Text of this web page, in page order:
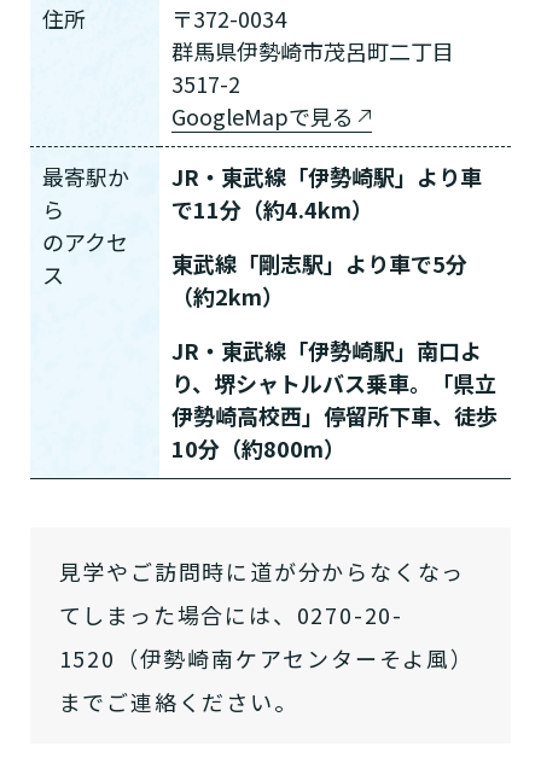
住所
〒372-0034
群馬県伊勢崎市茂呂町二丁目
3517-2
GoogleMapで見る
最寄駅か
ら
のアクセ
ス
JR・東武線「伊勢崎駅」より車
で11分（約4.4km）
東武線「剛志駅」より車で5分
（約2km）
JR・東武線「伊勢崎駅」南口よ
り、堺シャトルバス乗車。「県立
伊勢崎高校西」停留所下車、徒歩
10分（約800m）
見学やご訪問時に道が分からなくなっ
てしまった場合には、0270-20-
1520（伊勢崎南ケアセンターそよ風）
までご連絡ください。
あなたに適しているのは?
介護保険サービスは20種類以上あり、それぞれ
用途やご利用目的が違います。
「どのサービスを使ったらいいのかわからな
なたに適しているのか簡単にチェックしてみま
しょう!最大4つの質問に答えていただくだけ
要介護認定を受け、要支援１～２、
要介護１～５、いずれかの判定を受
けていますか？
ご自宅で生活しながら介護サービス
を使いたいですか？
老人ホームなどの施設に移り住みた
自宅で生活しながら
現在、日常生活を送るうえで誰かの
必要
介護スタッフにご自宅に来てもらい
たいですか？
介護施設へ通いたいですか？
認知症の診断を受けていますか？
または物忘れなど認知症の疑いはあ
はい
日帰りで使いたいですか？
一時的に宿泊したいですか？
要支援１～２・要介護１～２です
か？
要支援１～２
要介護１～２